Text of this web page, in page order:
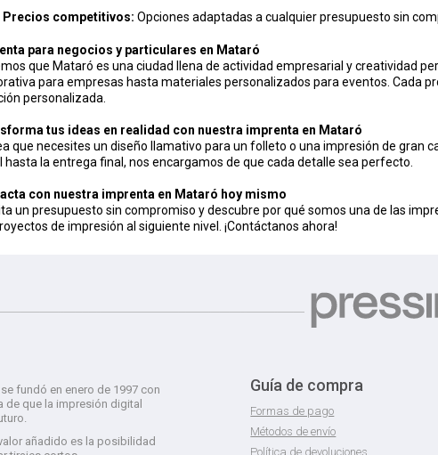
Precios competitivos: Opciones adaptadas a cualquier presupuesto sin
para negocios y particulares en Mataró
que Mataró es una ciudad llena de actividad empresarial y creatividad
para empresas hasta materiales personalizados para eventos. Cada
personalizada.
tus ideas en realidad con nuestra imprenta en Mataró
que necesites un diseño llamativo para un folleto o una impresión de gran
hasta la entrega final, nos encargamos de que cada detalle sea perfecto.
con nuestra imprenta en Mataró hoy mismo
un presupuesto sin compromiso y descubre por qué somos una de las
de impresión al siguiente nivel. ¡Contáctanos ahora!
fundó en enero de 1997 con
de que la impresión digital
añadido es la posibilidad
Guía de compra
Formas de pago
Métodos de envío
Política de devoluciones